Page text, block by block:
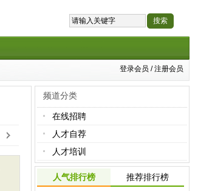
登录会员 / 注册会员
频道分类
在线招聘
人才自荐
人才培训
人气排行榜 推荐排行榜